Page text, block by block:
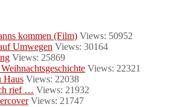
kommen (Film) Views: 50952
Umwegen Views: 30164
Views: 25869
Views: 22321
Haus Views: 22038
rief … Views: 21932
Views: 21747